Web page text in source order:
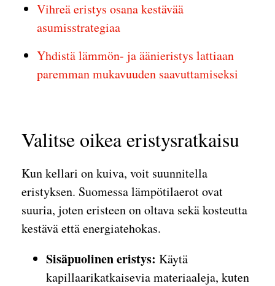
Vihreä eristys osana kestävää
asumisstrategiaa
Yhdistä lämmön- ja äänieristys lattiaan
paremman mukavuuden saavuttamiseksi
Valitse oikea eristysratkaisu
Kun kellari on kuiva, voit suunnitella
eristyksen. Suomessa lämpötilaerot ovat
suuria, joten eristeen on oltava sekä kosteutta
kestävä että energiatehokas.
Sisäpuolinen eristys: Käytä
kapillaarikatkaisevia materiaaleja, kuten